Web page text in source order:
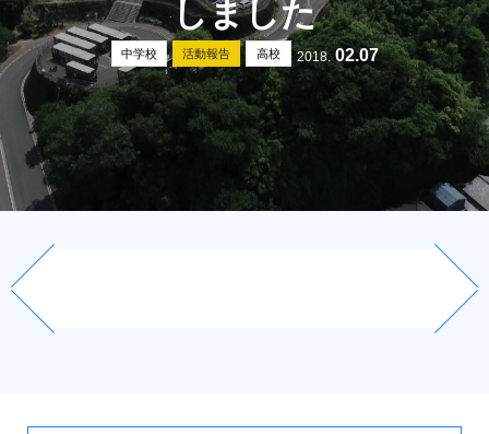
しました
中学校 活動報告 高校 2018.02.07